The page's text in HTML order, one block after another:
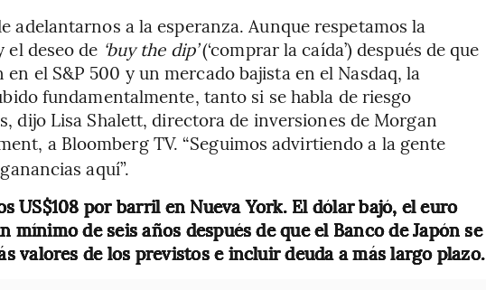
adelantarnos a la esperanza. Aunque respetamos la
el deseo de ‘buy the dip’(‘comprar la caída’) después de que
el S&P 500 y un mercado bajista en el Nasdaq, la
fundamentalmente, tanto si se habla de riesgo
dijo Lisa Shalett, directora de inversiones de Morgan
a Bloomberg TV. “Seguimos advirtiendo a la gente
aquí”.
US$108 por barril en Nueva York. El dólar bajó, el euro
mínimo de seis años después de que el Banco de Japón se
valores de los previstos e incluir deuda a más largo plazo.